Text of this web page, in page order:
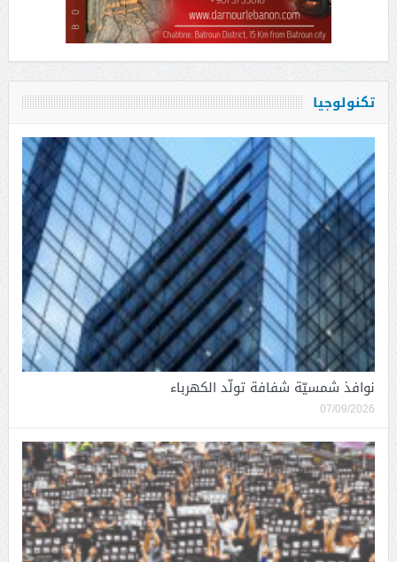
تكنولوجيا
نوافذ شمسيّة شفافة تولّد الكهرباء
07/09/2026